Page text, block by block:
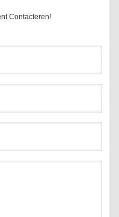
Contacteren!